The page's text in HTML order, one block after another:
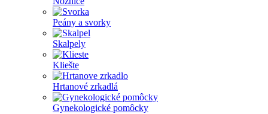
Peány a svorky
Skalpely
Kliešte
Hrtanové zrkadlá
Gynekologické pomôcky